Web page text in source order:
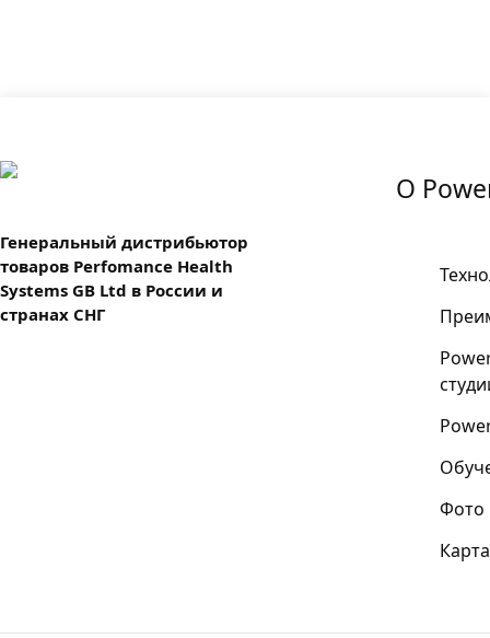
Генеральный дистрибьютор
товаров Perfomance Health
Systems GB Ltd в России и
странах СНГ
О
Фото